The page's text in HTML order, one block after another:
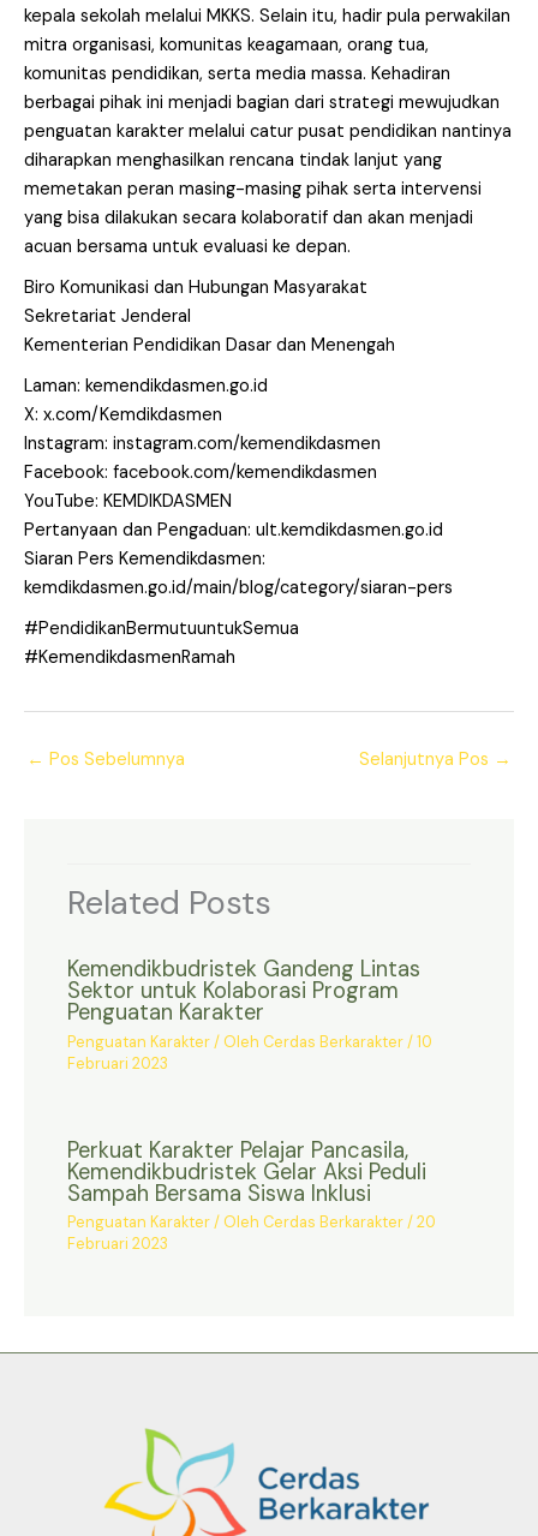
kepala sekolah melalui MKKS. Selain itu, hadir pula perwakilan
mitra organisasi, komunitas keagamaan, orang tua,
komunitas pendidikan, serta media massa. Kehadiran
berbagai pihak ini menjadi bagian dari strategi mewujudkan
penguatan karakter melalui catur pusat pendidikan nantinya
diharapkan menghasilkan rencana tindak lanjut yang
memetakan peran masing-masing pihak serta intervensi
yang bisa dilakukan secara kolaboratif dan akan menjadi
acuan bersama untuk evaluasi ke depan.
Biro Komunikasi dan Hubungan Masyarakat
Sekretariat Jenderal
Kementerian Pendidikan Dasar dan Menengah
Laman: kemendikdasmen.go.id
X: x.com/Kemdikdasmen
Instagram: instagram.com/kemendikdasmen
Facebook: facebook.com/kemendikdasmen
YouTube: KEMDIKDASMEN
Pertanyaan dan Pengaduan: ult.kemdikdasmen.go.id
Siaran Pers Kemendikdasmen:
kemdikdasmen.go.id/main/blog/category/siaran-pers
#PendidikanBermutuuntukSemua
#KemendikdasmenRamah
← Pos Sebelumnya Selanjutnya Pos →
Related Posts
Kemendikbudristek Gandeng Lintas
Sektor untuk Kolaborasi Program
Penguatan Karakter
Penguatan Karakter/ Oleh Cerdas Berkarakter/10
Februari 2023
Perkuat Karakter Pelajar Pancasila,
Kemendikbudristek Gelar Aksi Peduli
Sampah Bersama Siswa Inklusi
Penguatan Karakter/ Oleh Cerdas Berkarakter/20
Februari 2023